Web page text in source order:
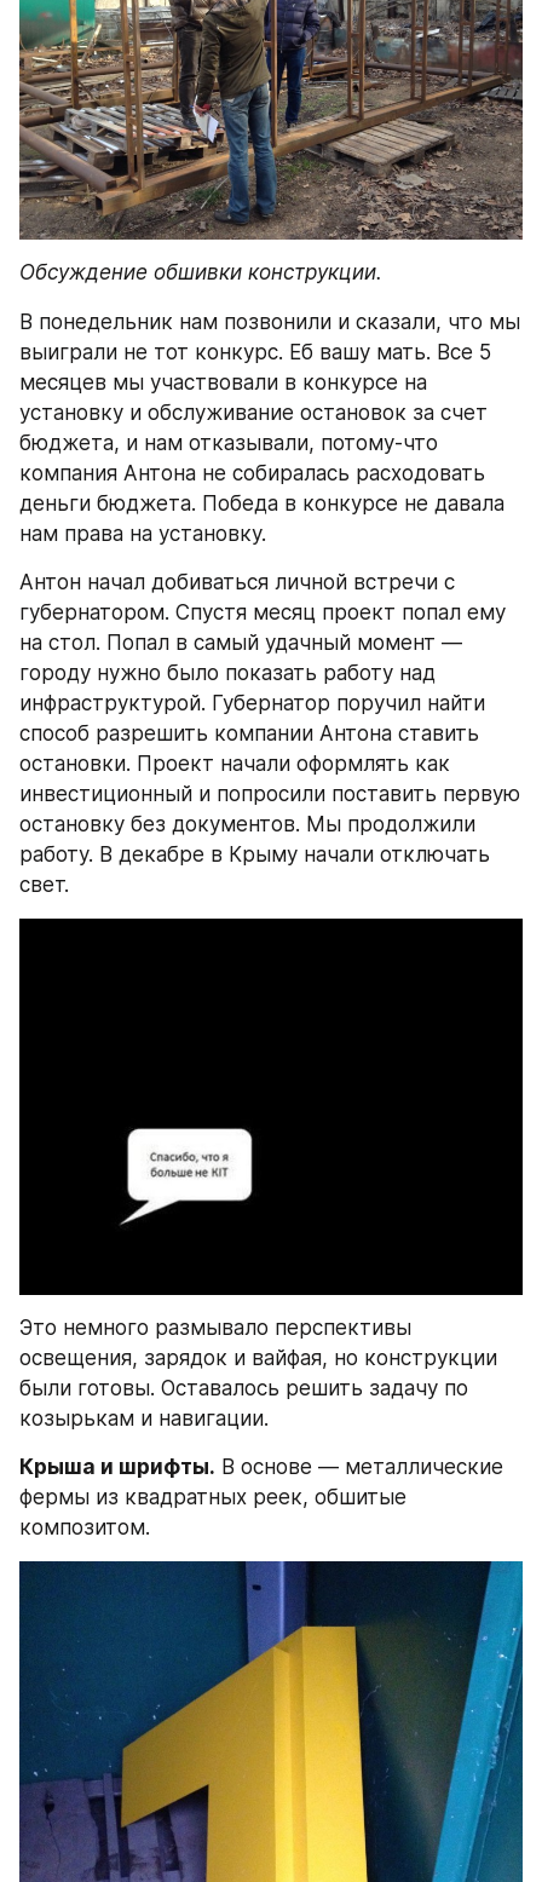
Обсуждение обшивки конструкции.
В понедельник нам позвонили и сказали, что мы
выиграли не тот конкурс. Еб вашу мать. Все 5
месяцев мы участвовали в конкурсе на
установку и обслуживание остановок за счет
бюджета, и нам отказывали, потому-что
компания Антона не собиралась расходовать
деньги бюджета. Победа в конкурсе не давала
нам права на установку.
Антон начал добиваться личной встречи с
губернатором. Спустя месяц проект попал ему
на стол. Попал в самый удачный момент —
городу нужно было показать работу над
инфраструктурой. Губернатор поручил найти
способ разрешить компании Антона ставить
остановки. Проект начали оформлять как
инвестиционный и попросили поставить первую
остановку без документов. Мы продолжили
работу. В декабре в Крыму начали отключать
свет.
Это немного размывало перспективы
освещения, зарядок и вайфая, но конструкции
были готовы. Оставалось решить задачу по
козырькам и навигации.
Крыша и шрифты. В основе — металлические
фермы из квадратных реек, обшитые
композитом.